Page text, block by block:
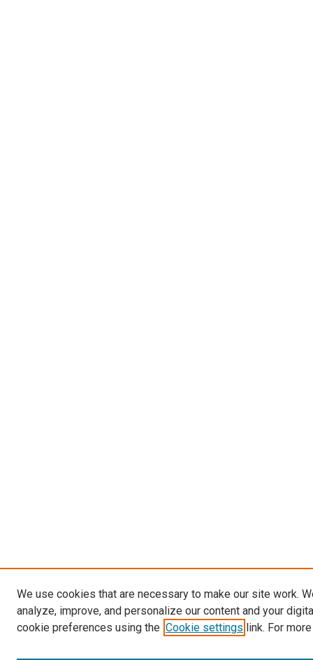
We use cookies that are necessary to make our site work.
analyze, improve, and personalize our content and your
cookie preferences using the Cookie settings link. For